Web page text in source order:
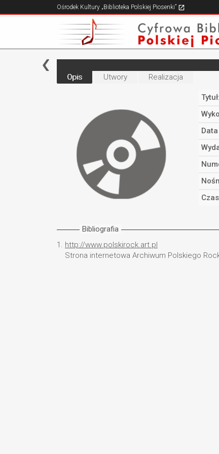
Ośrodek Kultury „Biblioteka Polskiej Piosenki”
Opis Utwory Realizacja
Tytuł:
Bibliografia
1. http://www.polskirock.art.pl
Strona internetowa Archiwum Polskiego